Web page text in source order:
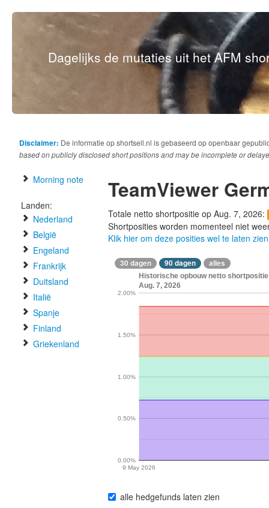
Dagelijks de mutaties uit het AFM
Disclaimer: De informatie op shortsell.nl is gebaseerd op openbaar
based on publicly disclosed short positions and may be incomplete or
Morning note
Landen:
Nederland
België
Engeland
Frankrijk
Duitsland
Italië
Spanje
Finland
Griekenland
TeamViewer
Totale netto shortpositie op Aug. 7, 2026:
Shortposities worden momenteel niet
Klik hier om deze posities wel te laten zien
30 dagen 90 dagen alles
Historische opbouw netto
Aug. 7, 2026
9 May 2026
0.00%
0.50%
1.00%
1.50%
2.00%
alle hedgefunds laten zien